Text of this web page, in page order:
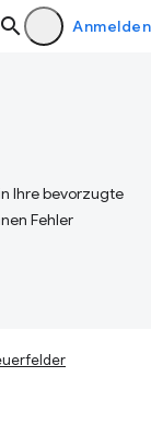
Anmelden
Ihre bevorzugte
Fehler